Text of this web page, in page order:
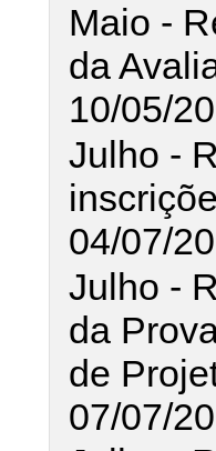
Maio -
da
10/05/
Julho -
04/07/
Julho -
da
de
07/07/